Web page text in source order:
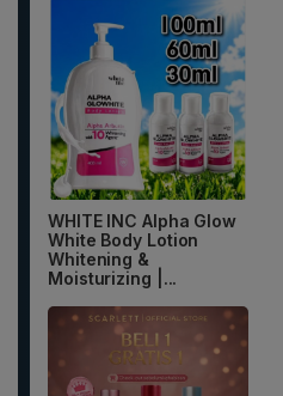
WHITE INC Alpha Glow
White Body Lotion
Whitening &
Moisturizing |...